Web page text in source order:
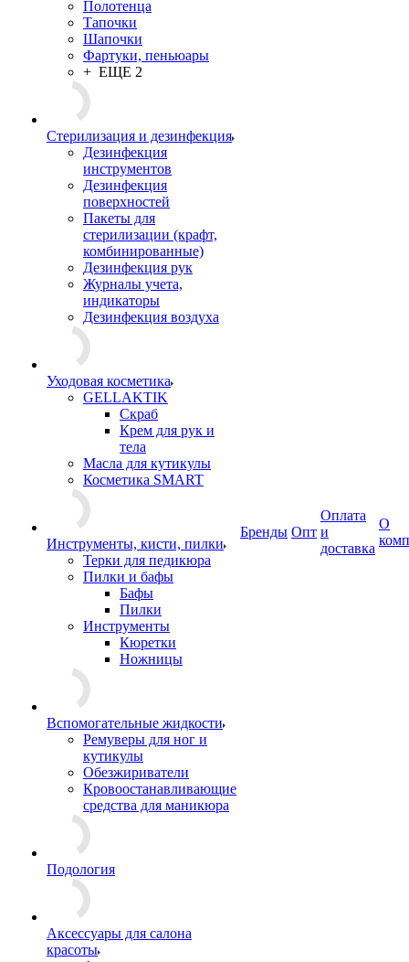
Полотенца
Тапочки
Шапочки
Фартуки, пеньюары
+ ЕЩЕ 2
Стерилизация и дезинфекция
Дезинфекция
инструментов
Дезинфекция
поверхностей
Пакеты для
стерилизации (крафт,
комбинированные)
Дезинфекция рук
Журналы учета,
индикаторы
Дезинфекция воздуха
Уходовая косметика
GELLAKTIK
Скраб
Крем для рук и
тела
Масла для кутикулы
Косметика SMART
Инструменты, кисти, пилки
Терки для педикюра
Пилки и бафы
Бафы
Пилки
Инструменты
Кюретки
Ножницы
Вспомогательные жидкости
Ремуверы для ног и
кутикулы
Обезжириватели
Кровоостанавливающие
средства для маникюра
Подология
Аксессуары для салона
красоты
Бренды Опт
Оплата
и
доставка
О